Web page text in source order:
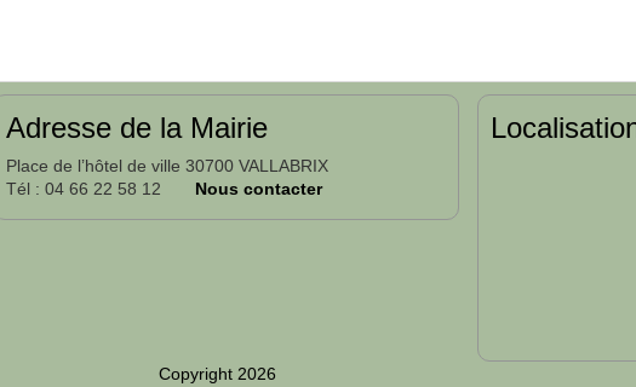
Adresse de la Mairie
Place de l’hôtel de ville 30700 VALLABRIX
Tél : 04 66 22 58 12 Nous contacter
Copyright 2026